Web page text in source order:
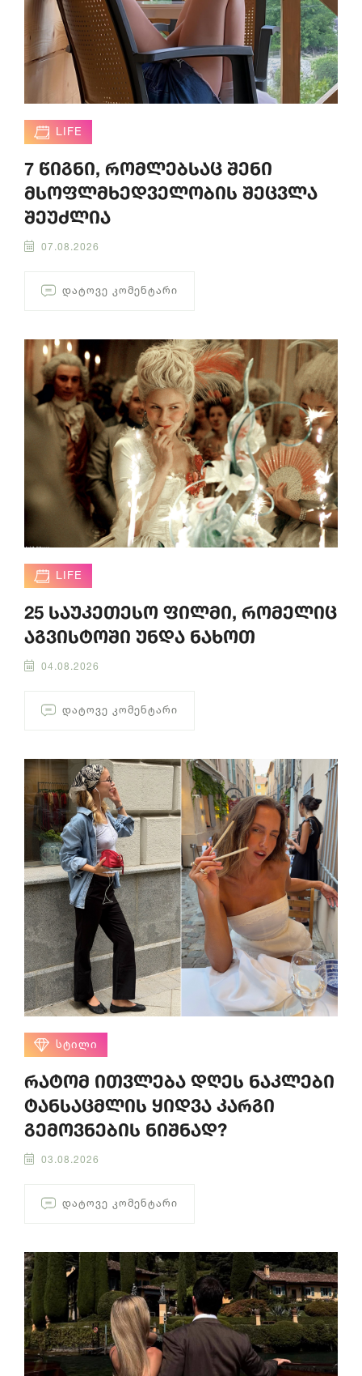
LIFE
7 წიგნი, რომლებსაც შენი
მსოფლმხედველობის შეცვლა
შეუძლია
07.08.2026
ᲓᲐᲢᲝᲕᲔ ᲙᲝᲛᲔᲜᲢᲐᲠᲘ
LIFE
25 საუკეთესო ფილმი, რომელიც
აგვისტოში უნდა ნახოთ
04.08.2026
ᲓᲐᲢᲝᲕᲔ ᲙᲝᲛᲔᲜᲢᲐᲠᲘ
ᲡᲢᲘᲚᲘ
რატომ ითვლება დღეს ნაკლები
ტანსაცმლის ყიდვა კარგი
გემოვნების ნიშნად?
03.08.2026
ᲓᲐᲢᲝᲕᲔ ᲙᲝᲛᲔᲜᲢᲐᲠᲘ